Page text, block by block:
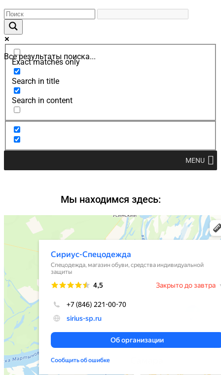
Все результаты поиска...
Exact matches only
Search in title
Search in content
MENU
Мы находимся здесь: